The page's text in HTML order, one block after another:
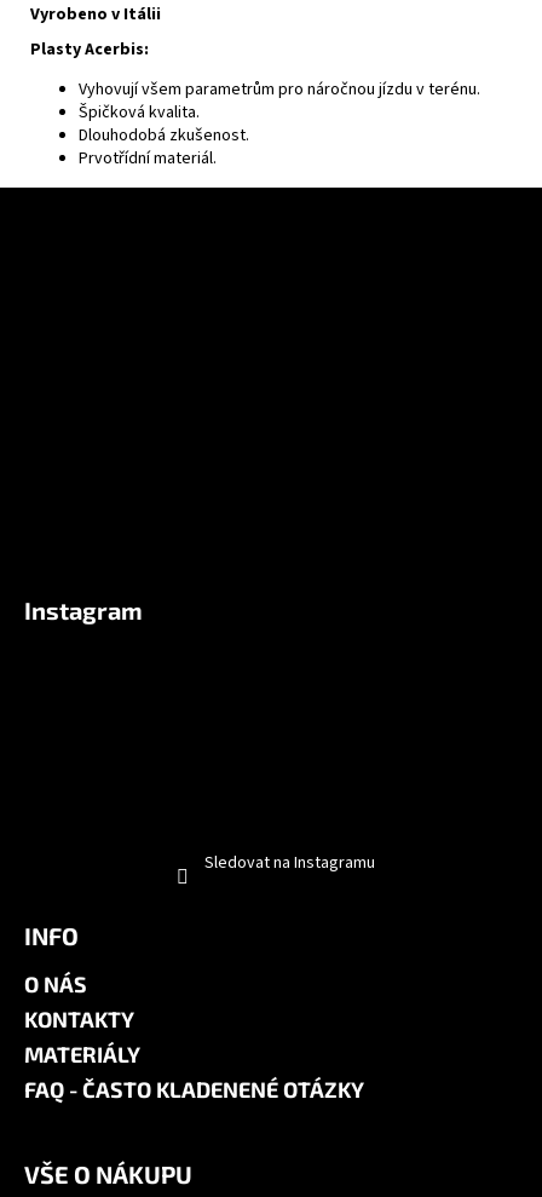
Vyrobeno v Itálii
Plasty Acerbis:
Vyhovují všem parametrům pro náročnou jízdu v terénu.
Špičková kvalita.
Dlouhodobá zkušenost.
Prvotřídní materiál.
Instagram
Sledovat na Instagramu
INFO
O NÁS
KONTAKTY
MATERIÁLY
FAQ - ČASTO KLADENENÉ OTÁZKY
VŠE O NÁKUPU